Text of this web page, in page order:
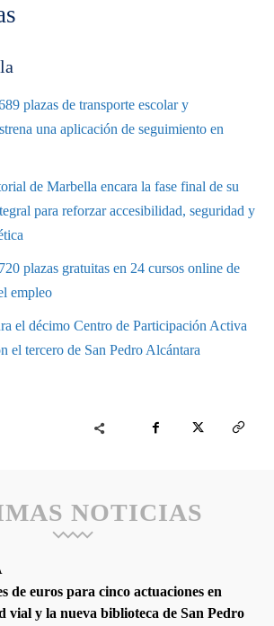
plazas de transporte escolar y
una aplicación de seguimiento en
de Marbella encara la fase final de su
para reforzar accesibilidad, seguridad y
plazas gratuitas en 24 cursos online de
empleo
el décimo Centro de Participación Activa
el tercero de San Pedro Alcántara
NOTICIAS
de euros para cinco actuaciones en
vial y la nueva biblioteca de San Pedro